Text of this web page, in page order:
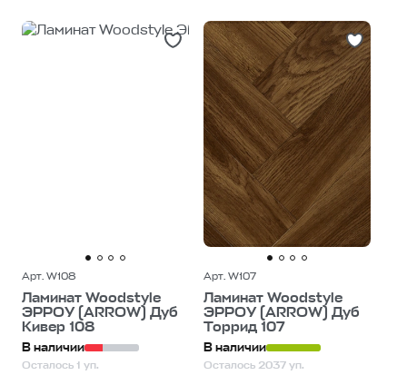
Арт. W108
Ламинат Woodstyle
ЭРРОУ (ARROW) Дуб
Кивер 108
В наличии
Осталось 1 уп.
Арт. W107
Ламинат Woodstyle
ЭРРОУ (ARROW) Дуб
Торрид 107
В наличии
Осталось 2037 уп.